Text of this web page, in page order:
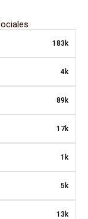
183k
4k
89k
17k
1k
5k
13k